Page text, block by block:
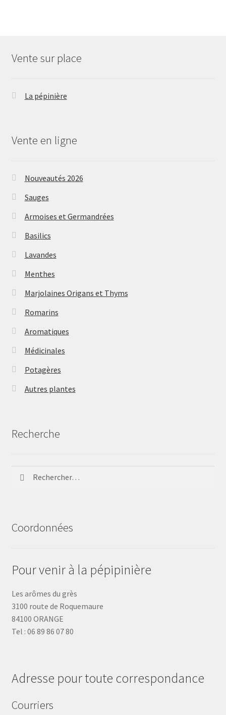
Vente sur place
La pépinière
Vente en ligne
Nouveautés 2026
Sauges
Armoises et Germandrées
Basilics
Lavandes
Menthes
Marjolaines Origans et Thyms
Romarins
Aromatiques
Médicinales
Potagères
Autres plantes
Recherche
Coordonnées
Pour venir à la pépipinière
Les arômes du grès
3100 route de Roquemaure
84100 ORANGE
Tel : 06 89 86 07 80
Adresse pour toute correspondance
Courriers